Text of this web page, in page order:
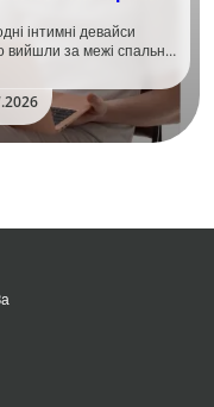
інтимні девайси
вийшли за межі спальні.
моторчики та
дизайн перетворили
який багато хто
тестує у